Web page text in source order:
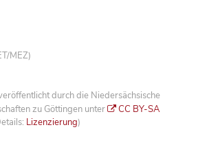
MEZ)
durch die Niedersächsische
zu Göttingen unter
CC BY-SA
Lizenzierung)